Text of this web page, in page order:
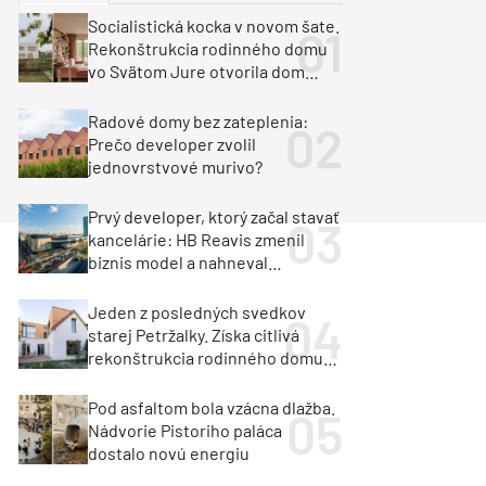
Klimatizácia a vetranie
Milan Murcka
Socialistická kocka v novom šate.
Rekonštrukcia rodinného domu
vo Svätom Jure otvorila dom
Radové domy bez zateplenia:
Prečo developer zvolil
jednovrstvové murivo?
Prvý developer, ktorý začal stavať
kancelárie: HB Reavis zmenil
biznis model a nahneval
Jeden z posledných svedkov
starej Petržalky. Získa citlivá
rekonštrukcia rodinného domu
Pod asfaltom bola vzácna dlažba.
Nádvorie Pistoriho paláca
dostalo novú energiu